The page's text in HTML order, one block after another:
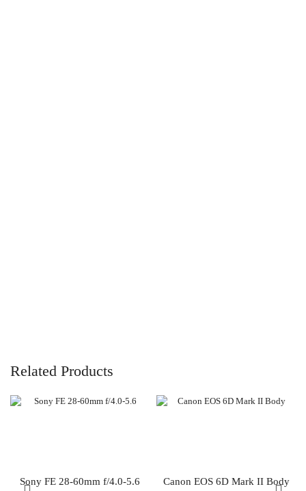
Related Products
Sony FE 28-60mm f/4.0-5.6 Canon EOS 6D Mark II Body